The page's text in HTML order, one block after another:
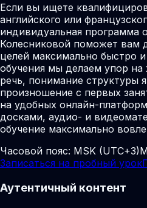
Если вы ищете
английского или
индивидуальная программа
Колесниковой поможет вам
целей максимально быстро
обучения мы делаем упор
речь, понимание структуры
произношение с первых
на удобных онлайн-
досками, аудио- и
обучение максимально
Часовой пояс: MSK (UTC+3)
Записаться на пробный урок
Аутентичный контент